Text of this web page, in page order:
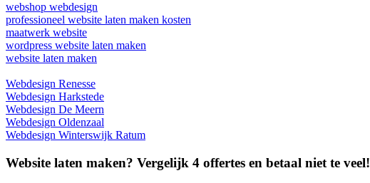
webshop webdesign
professioneel website laten maken kosten
maatwerk website
wordpress website laten maken
website laten maken
Webdesign Renesse
Webdesign Harkstede
Webdesign De Meern
Webdesign Oldenzaal
Webdesign Winterswijk Ratum
Website laten maken? Vergelijk 4 offertes en betaal niet te veel!